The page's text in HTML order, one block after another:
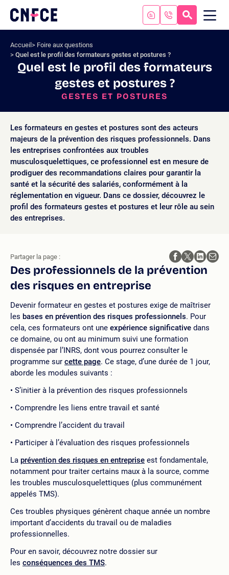
contenu
Logo
site
Accueil
Foire aux questions
Quel est le profil des formateurs gestes et postures ?
Quel est le profil des formateurs
gestes et postures ?
GESTES ET POSTURES
Les formateurs en gestes et postures sont des acteurs
majeurs de la prévention des risques professionnels. Dans
les entreprises confrontées aux troubles
musculosquelettiques, ce professionnel est en mesure de
prodiguer des recommandations claires pour garantir la
santé et la sécurité des salariés, conformément à la
réglementation en vigueur. Dans ce dossier, découvrez le
profil des formateurs gestes et postures et leur rôle au sein
des entreprises.
Des professionnels de la prévention
des risques en entreprise
Devenir formateur en gestes et postures exige de maîtriser
les bases en prévention des risques professionnels. Pour
cela, ces formateurs ont une expérience significative dans
ce domaine, ou ont au minimum suivi une formation
dispensée par l’INRS, dont vous pourrez consulter le
programme sur cette page. Ce stage, d’une durée de 1 jour,
aborde les modules suivants :
S’initier à la prévention des risques professionnels
Comprendre les liens entre travail et santé
Comprendre l’accident du travail
Participer à l’évaluation des risques professionnels
La prévention des risques en entreprise est fondamentale,
notamment pour traiter certains maux à la source, comme
les troubles musculosquelettiques (plus communément
appelés TMS).
Ces troubles physiques génèrent chaque année un nombre
important d’accidents du travail ou de maladies
professionnelles.
Pour en savoir, découvrez notre dossier sur
les conséquences des TMS.
Partager la page :